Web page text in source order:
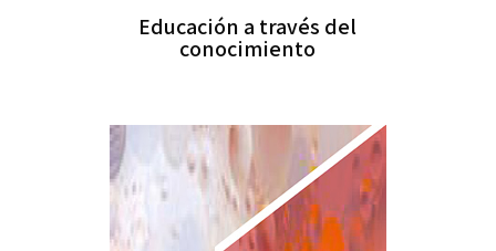
Educación a través del
conocimiento